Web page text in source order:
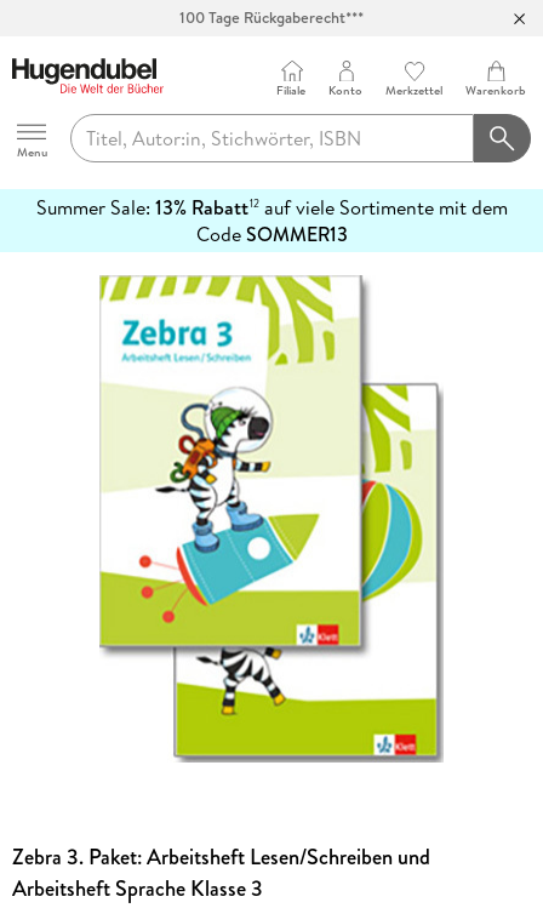
100 Tage Rückgaberecht***
Hugendubel
Menu
Filiale Konto Merkzettel Warenkorb
Summer Sale: 13% Rabatt12auf viele Sortimente mit dem
CodeSOMMER13
erfahren
Zebra 3. Paket: Arbeitsheft Lesen/Schreiben und
Arbeitsheft Sprache Klasse 3